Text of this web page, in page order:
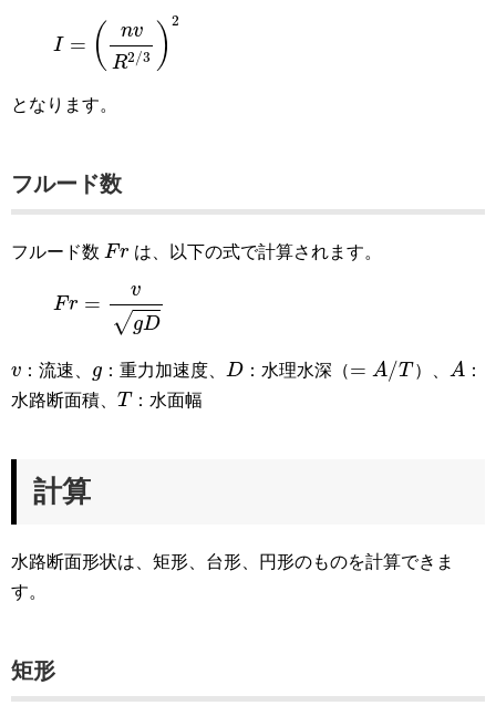
I = ( nv
R2/3 ) 2
v ) 2
となります。
フルード数
フルード数 Fr
Fr は、以下の式で計算されます。
Fr =
v
√gD
D
v
v ：流速、 g
g ：重力加速度、 D
D ：水理水深（= A/T
/T ）、 A
A ：
水路断面積、 T
T：水面幅
計算
水路断面形状は、矩形、台形、円形のものを計算できま
す。
矩形